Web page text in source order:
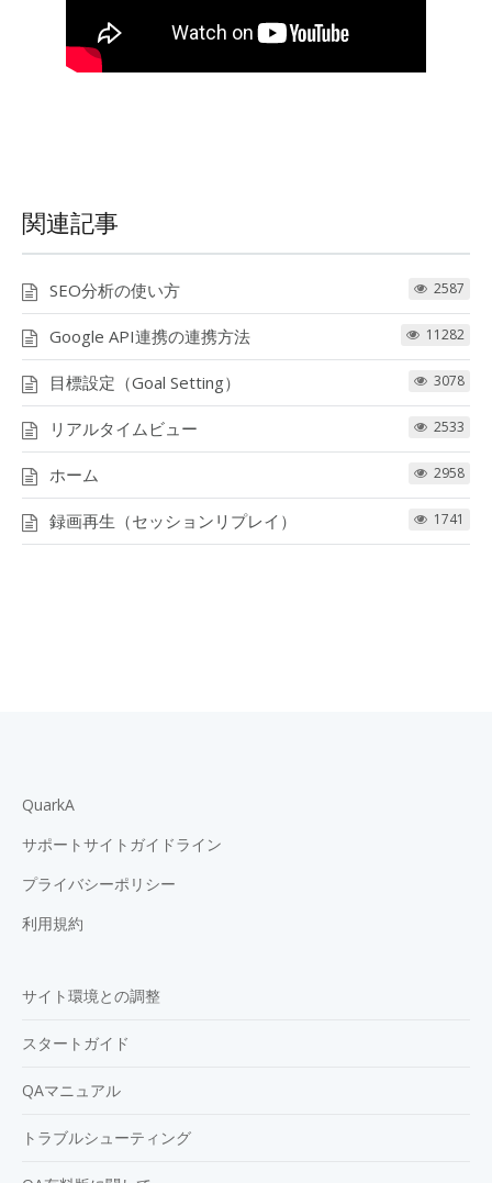
関連記事
SEO分析の使い方 2587
Google API連携の連携方法 11282
目標設定（Goal Setting） 3078
リアルタイムビュー 2533
ホーム 2958
録画再生（セッションリプレイ） 1741
QuarkA
サポートサイトガイドライン
プライバシーポリシー
利用規約
サイト環境との調整
スタートガイド
QAマニュアル
トラブルシューティング